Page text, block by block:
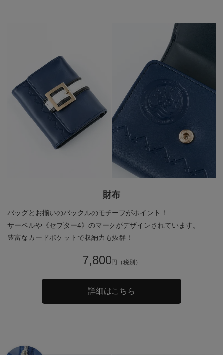
財布
バッグとお揃いのバックルのモチーフがポイント！
サーベルや《セプター4》のマークがデザインされています。
豊富なカードポケットで収納力も抜群！
7,800円（税別）
詳細はこちら